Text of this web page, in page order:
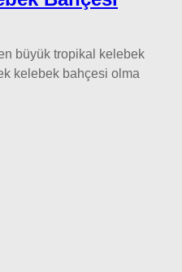
büyük tropikal kelebek
kelebek bahçesi olma